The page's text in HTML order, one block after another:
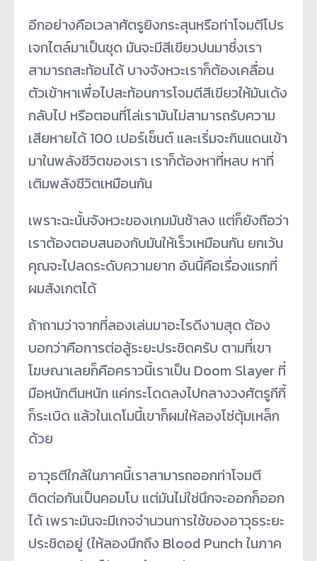
อีกอย่างคือเวลาศัตรูยิงกระสุนหรือท่าโจมตีโปร
เจกไตล์มาเป็นชุด มันจะมีสีเขียวปนมาซึ่งเรา
สามารถสะท้อนได้ บางจังหวะเราก็ต้องเคลื่อน
ตัวเข้าหาเพื่อไปสะท้อนการโจมตีสีเขียวให้มันเด้ง
กลับไป หรือตอนที่โล่เรามันไม่สามารถรับความ
เสียหายได้ 100 เปอร์เซ็นต์ และเริ่มจะกินแดนเข้า
มาในพลังชีวิตของเรา เราก็ต้องหาที่หลบ หาที่
เติมพลังชีวิตเหมือนกัน
เพราะฉะนั้นจังหวะของเกมมันช้าลง แต่ก็ยังถือว่า
เราต้องตอบสนองกับมันให้เร็วเหมือนกัน ยกเว้น
คุณจะไปลดระดับความยาก อันนี้คือเรื่องแรกที่
ผมสังเกตได้
ถ้าถามว่าจากที่ลองเล่นมาอะไรดีงามสุด ต้อง
บอกว่าคือการต่อสู้ระยะประชิดครับ ตามที่เขา
โฆษณาเลยก็คือคราวนี้เราเป็น Doom Slayer ที่
มือหนักตีนหนัก แค่กระโดดลงไปกลางวงศัตรูกีกี้
ก็ระเบิด แล้วในเดโมนี้เขาก็ผมให้ลองโซ่ตุ้มเหล็ก
ด้วย
อาวุธตีใกล้ในภาคนี้เราสามารถออกท่าโจมตี
ติดต่อกันเป็นคอมโบ แต่มันไม่ใช่นึกจะออกก็ออก
ได้ เพราะมันจะมีเกจจำนวนการใช้ของอาวุธระยะ
ประชิดอยู่ (ให้ลองนึกถึง Blood Punch ในภาค